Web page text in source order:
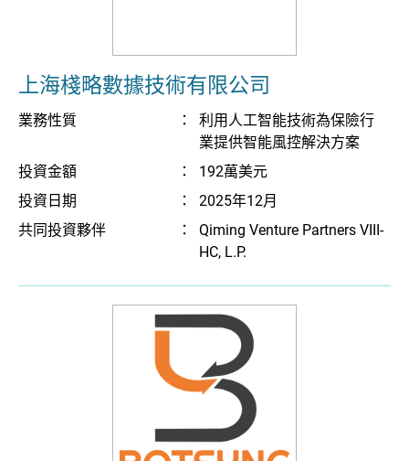
上海棧略數據技術有限公司
業務性質 ：
利用人工智能技術為保險行
業提供智能風控解決方案
投資金額
：
192萬美元
投資日期
：
2025年12月
共同投資夥伴
：
Qiming Venture Partners VIII-
HC, L.P.